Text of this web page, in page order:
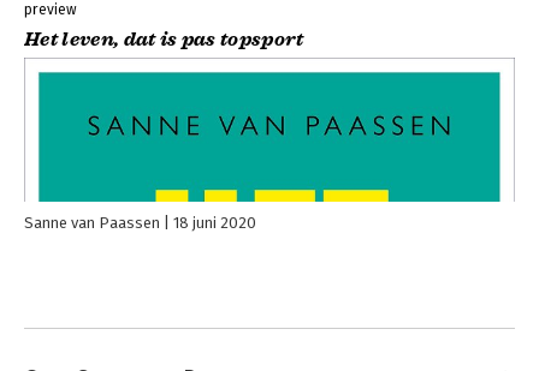
preview
Het leven, dat is pas topsport
Sanne van Paassen 18 juni 2020